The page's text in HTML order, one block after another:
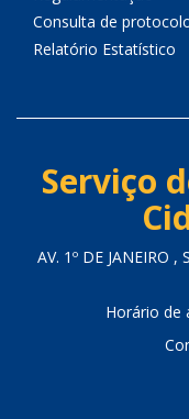
Consulta de
Relatório Estatístico
Serviço
AV. 1º DE JANEIRO
Horário de